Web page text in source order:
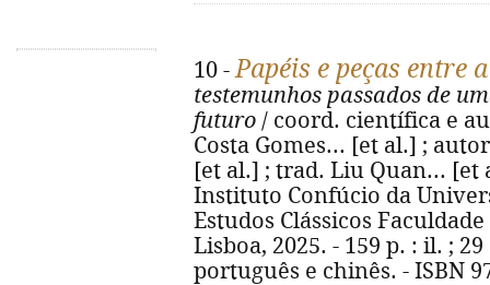
10 -Papéis e peças entre
testemunhos passados de
futuro / coord. científica e
Costa Gomes... [et al.] ;
[et al.] ; trad. Liu Quan... [et
Instituto Confúcio da
Estudos Clássicos
Lisboa, 2025. - 159 p. : il. ;
português e chinês. - ISBN